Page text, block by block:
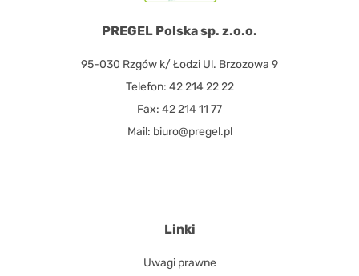
PREGEL Polska sp. z.o.o.
95-030 Rzgów k/ Łodzi Ul. Brzozowa 9
Telefon: 42 214 22 22
Fax: 42 214 11 77
Mail: biuro@pregel.pl
Linki
Uwagi prawne